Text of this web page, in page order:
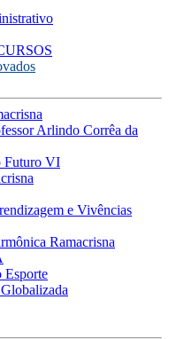
Arlindo Corrêa da
Futuro VI
e Vivências
Ramacrisna
Esporte